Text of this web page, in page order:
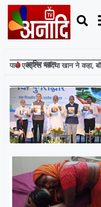
आमिर खान
पाक एक्ट्रेस नादिया खान ने कहा,
Breaking